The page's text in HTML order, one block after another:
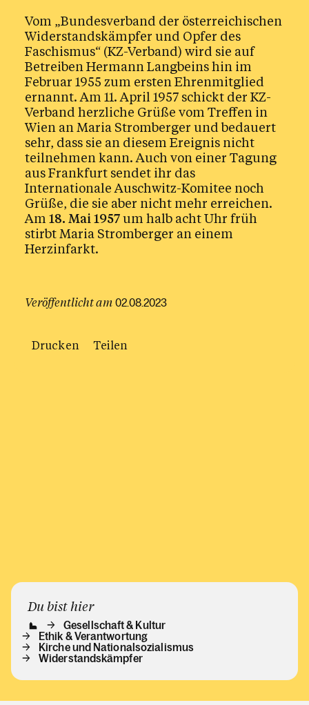
Vom „Bundesverband der österreichischen
Widerstandskämpfer und Opfer des
Faschismus“ (KZ-Verband) wird sie auf
Betreiben Hermann Langbeins hin im
Februar 1955 zum ersten Ehrenmitglied
ernannt. Am 11. April 1957 schickt der KZ-
Verband herzliche Grüße vom Treffen in
Wien an Maria Stromberger und bedauert
sehr, dass sie an diesem Ereignis nicht
teilnehmen kann. Auch von einer Tagung
aus Frankfurt sendet ihr das
Internationale Auschwitz-Komitee noch
Grüße, die sie aber nicht mehr erreichen.
Am 18. Mai 1957um halb acht Uhr früh
stirbt Maria Stromberger an einem
Herzinfarkt.
Veröffentlicht am 02.08.2023
Drucken Teilen
Du bist hier
Gesellschaft & Kultur
Ethik & Verantwortung
Kirche und Nationalsozialismus
Widerstandskämpfer